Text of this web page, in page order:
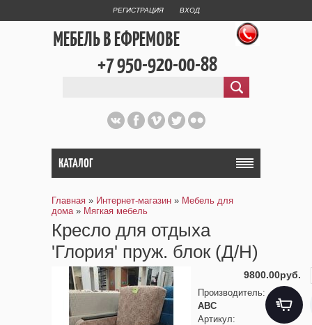
РЕГИСТРАЦИЯ ВХОД
МЕБЕЛЬ В ЕФРЕМОВЕ
+7 950-920-00-88
КАТАЛОГ
Главная » Интернет-магазин » Мебель для
дома » Мягкая мебель
Кресло для отдыха
'Глория' пруж. блок (Д/Н)
9800.00руб.
Производитель:
АВС
Артикул: